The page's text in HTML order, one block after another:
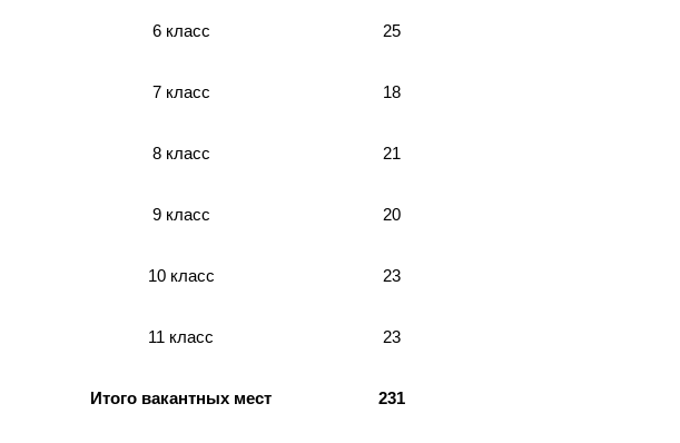
6 класс 25
7 класс 18
8 класс 21
9 класс 20
10 класс 23
11 класс 23
Итого вакантных мест 231